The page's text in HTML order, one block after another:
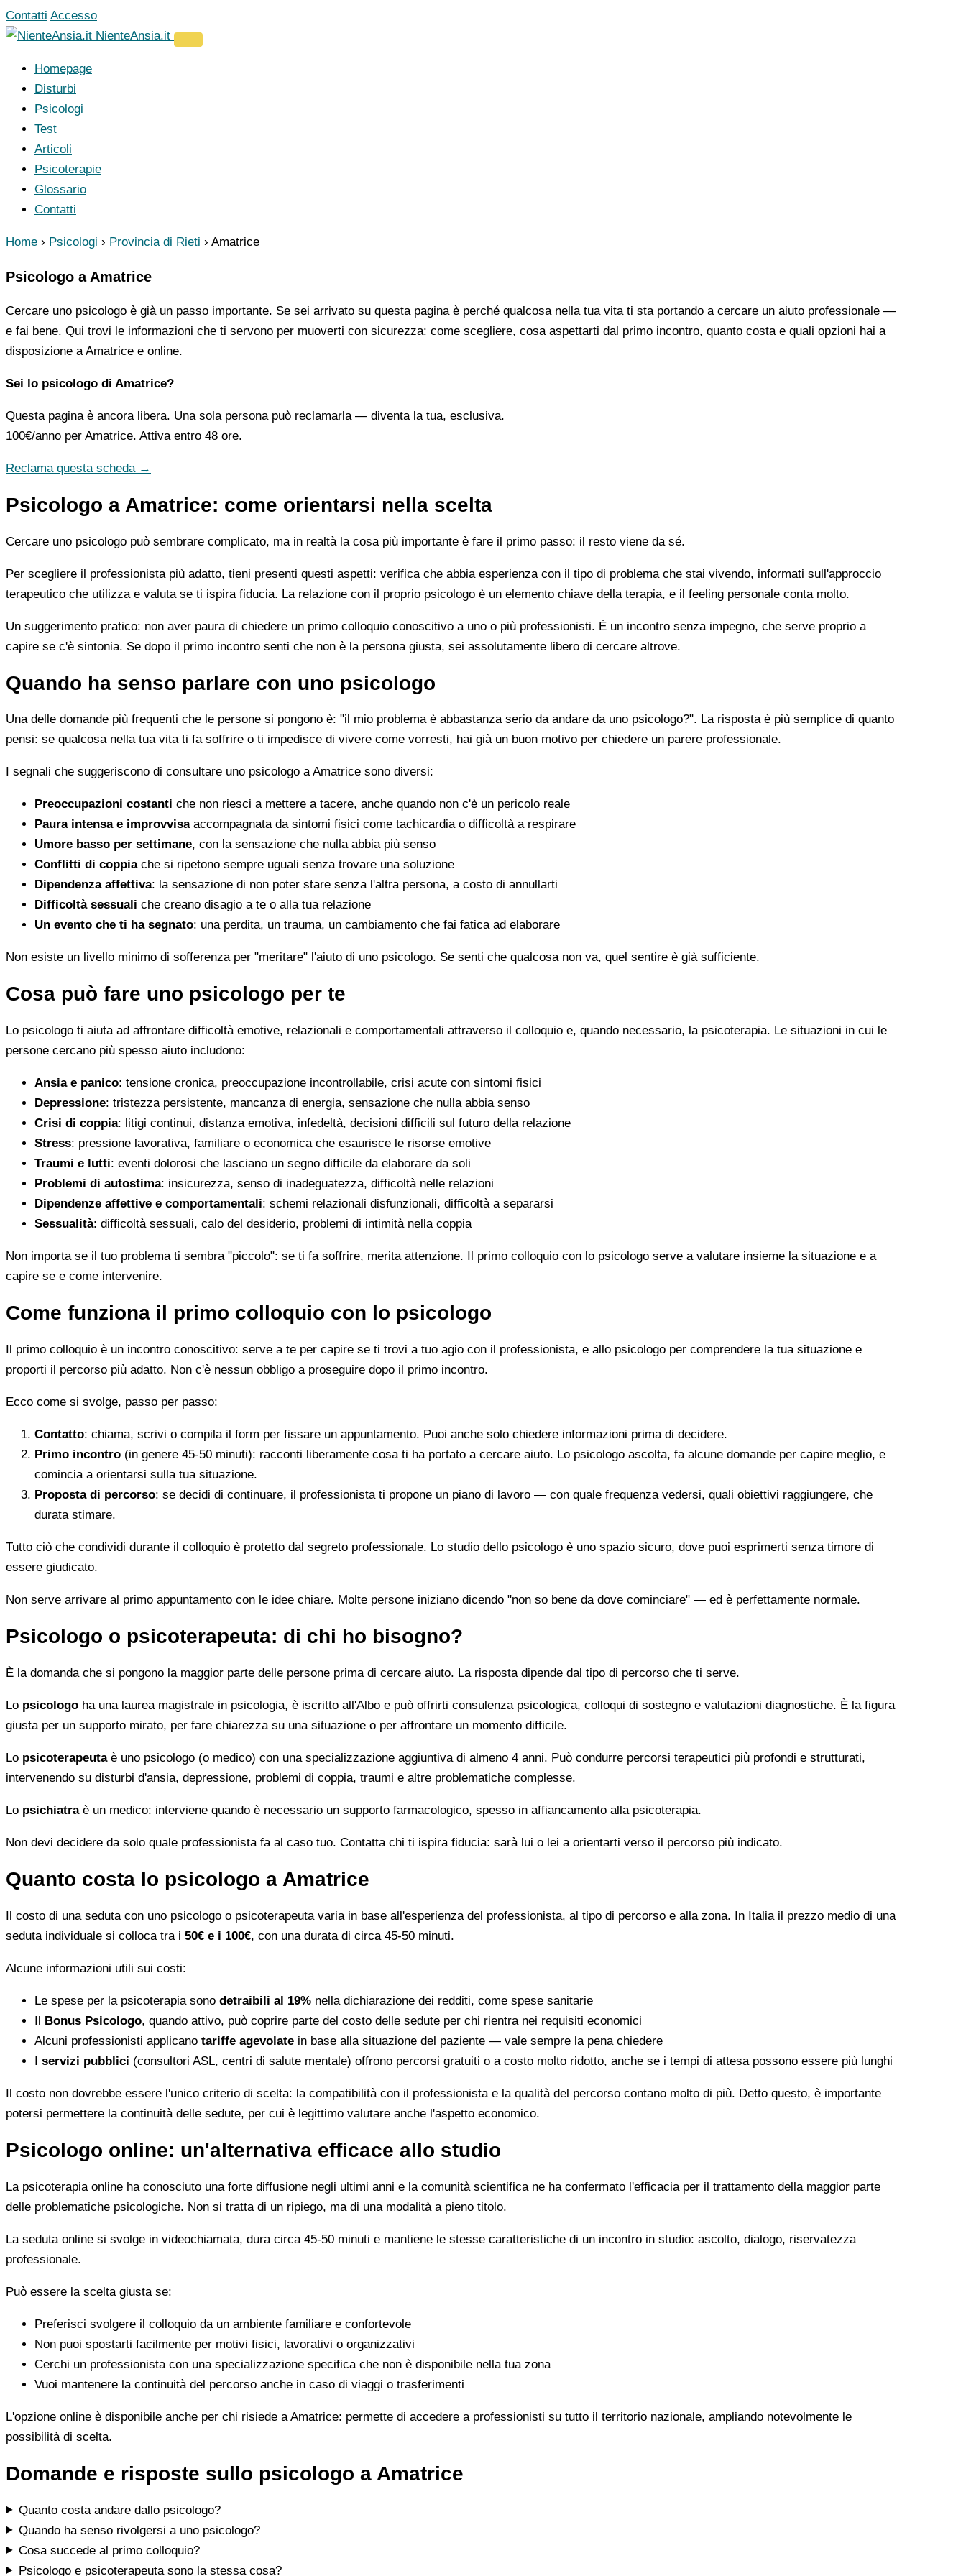
Vai
al
Contatti Accesso
NienteAnsia.it
Homepage
Disturbi
Psicologi
Test
Articoli
Psicoterapie
Glossario
Contatti
Home › Psicologi › Provincia di Rieti › Amatrice
Psicologo a Amatrice
Cercare uno psicologo è già un passo importante. Se sei arrivato su questa pagina è perché qualcosa nella tua vita ti sta portando a cercare un aiuto professionale —
e fai bene. Qui trovi le informazioni che ti servono per muoverti con sicurezza: come scegliere, cosa aspettarti dal primo incontro, quanto costa e quali opzioni hai a
disposizione a Amatrice e online.
Sei lo psicologo di Amatrice?
Questa pagina è ancora libera. Una sola persona può reclamarla — diventa la tua, esclusiva.
100€/anno per Amatrice. Attiva entro 48 ore.
Reclama questa scheda →
Psicologo a Amatrice: come orientarsi nella scelta
Cercare uno psicologo può sembrare complicato, ma in realtà la cosa più importante è fare il primo passo: il resto viene da sé.
Per scegliere il professionista più adatto, tieni presenti questi aspetti: verifica che abbia esperienza con il tipo di problema che stai vivendo, informati sull'approccio
terapeutico che utilizza e valuta se ti ispira fiducia. La relazione con il proprio psicologo è un elemento chiave della terapia, e il feeling personale conta molto.
Un suggerimento pratico: non aver paura di chiedere un primo colloquio conoscitivo a uno o più professionisti. È un incontro senza impegno, che serve proprio a
capire se c'è sintonia. Se dopo il primo incontro senti che non è la persona giusta, sei assolutamente libero di cercare altrove.
Quando ha senso parlare con uno psicologo
Una delle domande più frequenti che le persone si pongono è: "il mio problema è abbastanza serio da andare da uno psicologo?". La risposta è più semplice di quanto
pensi: se qualcosa nella tua vita ti fa soffrire o ti impedisce di vivere come vorresti, hai già un buon motivo per chiedere un parere professionale.
I segnali che suggeriscono di consultare uno psicologo a Amatrice sono diversi:
Preoccupazioni costanti che non riesci a mettere a tacere, anche quando non c'è un pericolo reale
Paura intensa e improvvisaaccompagnata da sintomi fisici come tachicardia o difficoltà a respirare
Umore basso per settimane, con la sensazione che nulla abbia più senso
Conflitti di coppiache si ripetono sempre uguali senza trovare una soluzione
Dipendenza affettiva: la sensazione di non poter stare senza l'altra persona, a costo di annullarti
Difficoltà sessuali che creano disagio a te o alla tua relazione
Un evento che ti ha segnato: una perdita, un trauma, un cambiamento che fai fatica ad elaborare
Non esiste un livello minimo di sofferenza per "meritare" l'aiuto di uno psicologo. Se senti che qualcosa non va, quel sentire è già sufficiente.
Cosa può fare uno psicologo per te
Lo psicologo ti aiuta ad affrontare difficoltà emotive, relazionali e comportamentali attraverso il colloquio e, quando necessario, la psicoterapia. Le situazioni in cui le
persone cercano più spesso aiuto includono:
Ansia e panico: tensione cronica, preoccupazione incontrollabile, crisi acute con sintomi fisici
Depressione: tristezza persistente, mancanza di energia, sensazione che nulla abbia senso
Crisi di coppia: litigi continui, distanza emotiva, infedeltà, decisioni difficili sul futuro della relazione
Stress: pressione lavorativa, familiare o economica che esaurisce le risorse emotive
Traumi e lutti: eventi dolorosi che lasciano un segno difficile da elaborare da soli
Problemi di autostima: insicurezza, senso di inadeguatezza, difficoltà nelle relazioni
Dipendenze affettive e comportamentali: schemi relazionali disfunzionali, difficoltà a separarsi
Sessualità: difficoltà sessuali, calo del desiderio, problemi di intimità nella coppia
Non importa se il tuo problema ti sembra "piccolo": se ti fa soffrire, merita attenzione. Il primo colloquio con lo psicologo serve a valutare insieme la situazione e a
capire se e come intervenire.
Come funziona il primo colloquio con lo psicologo
Il primo colloquio è un incontro conoscitivo: serve a te per capire se ti trovi a tuo agio con il professionista, e allo psicologo per comprendere la tua situazione e
proporti il percorso più adatto. Non c'è nessun obbligo a proseguire dopo il primo incontro.
Ecco come si svolge, passo per passo:
Contatto: chiama, scrivi o compila il form per fissare un appuntamento. Puoi anche solo chiedere informazioni prima di decidere.
Primo incontro (in genere 45-50 minuti): racconti liberamente cosa ti ha portato a cercare aiuto. Lo psicologo ascolta, fa alcune domande per capire meglio, e
comincia a orientarsi sulla tua situazione.
Proposta di percorso: se decidi di continuare, il professionista ti propone un piano di lavoro — con quale frequenza vedersi, quali obiettivi raggiungere, che
durata stimare.
Tutto ciò che condividi durante il colloquio è protetto dal segreto professionale. Lo studio dello psicologo è uno spazio sicuro, dove puoi esprimerti senza timore di
essere giudicato.
Non serve arrivare al primo appuntamento con le idee chiare. Molte persone iniziano dicendo "non so bene da dove cominciare" — ed è perfettamente normale.
Psicologo o psicoterapeuta: di chi ho bisogno?
È la domanda che si pongono la maggior parte delle persone prima di cercare aiuto. La risposta dipende dal tipo di percorso che ti serve.
Lo psicologo ha una laurea magistrale in psicologia, è iscritto all'Albo e può offrirti consulenza psicologica, colloqui di sostegno e valutazioni diagnostiche. È la figura
giusta per un supporto mirato, per fare chiarezza su una situazione o per affrontare un momento difficile.
Lo psicoterapeutaè uno psicologo (o medico) con una specializzazione aggiuntiva di almeno 4 anni. Può condurre percorsi terapeutici più profondi e strutturati,
intervenendo su disturbi d'ansia, depressione, problemi di coppia, traumi e altre problematiche complesse.
Lo psichiatraè un medico: interviene quando è necessario un supporto farmacologico, spesso in affiancamento alla psicoterapia.
Non devi decidere da solo quale professionista fa al caso tuo. Contatta chi ti ispira fiducia: sarà lui o lei a orientarti verso il percorso più indicato.
Quanto costa lo psicologo a Amatrice
Il costo di una seduta con uno psicologo o psicoterapeuta varia in base all'esperienza del professionista, al tipo di percorso e alla zona. In Italia il prezzo medio di una
seduta individuale si colloca tra i 50€ e i 100€, con una durata di circa 45-50 minuti.
Alcune informazioni utili sui costi:
Le spese per la psicoterapia sono detraibili al 19% nella dichiarazione dei redditi, come spese sanitarie
Il Bonus Psicologo, quando attivo, può coprire parte del costo delle sedute per chi rientra nei requisiti economici
Alcuni professionisti applicano tariffe agevolate in base alla situazione del paziente — vale sempre la pena chiedere
I servizi pubblici (consultori ASL, centri di salute mentale) offrono percorsi gratuiti o a costo molto ridotto, anche se i tempi di attesa possono essere più lunghi
Il costo non dovrebbe essere l'unico criterio di scelta: la compatibilità con il professionista e la qualità del percorso contano molto di più. Detto questo, è importante
potersi permettere la continuità delle sedute, per cui è legittimo valutare anche l'aspetto economico.
Psicologo online: un'alternativa efficace allo studio
La psicoterapia online ha conosciuto una forte diffusione negli ultimi anni e la comunità scientifica ne ha confermato l'efficacia per il trattamento della maggior parte
delle problematiche psicologiche. Non si tratta di un ripiego, ma di una modalità a pieno titolo.
La seduta online si svolge in videochiamata, dura circa 45-50 minuti e mantiene le stesse caratteristiche di un incontro in studio: ascolto, dialogo, riservatezza
professionale.
Può essere la scelta giusta se:
Preferisci svolgere il colloquio da un ambiente familiare e confortevole
Non puoi spostarti facilmente per motivi fisici, lavorativi o organizzativi
Cerchi un professionista con una specializzazione specifica che non è disponibile nella tua zona
Vuoi mantenere la continuità del percorso anche in caso di viaggi o trasferimenti
L'opzione online è disponibile anche per chi risiede a Amatrice: permette di accedere a professionisti su tutto il territorio nazionale, ampliando notevolmente le
possibilità di scelta.
Domande e risposte sullo psicologo a Amatrice
Quanto costa andare dallo psicologo?
Quando ha senso rivolgersi a uno psicologo?
Cosa succede al primo colloquio?
Psicologo e psicoterapeuta sono la stessa cosa?